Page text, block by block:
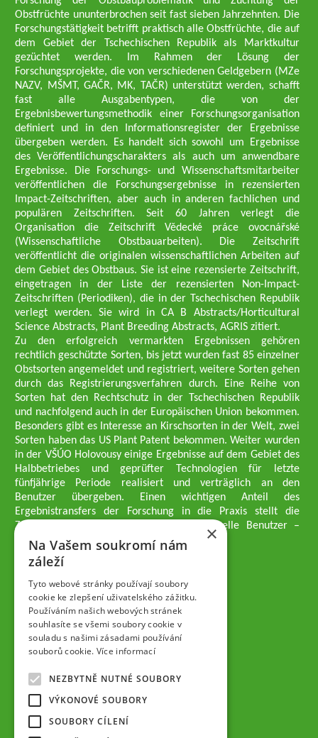
Obstfrüchte ununterbrochen seit fast sieben Jahrzehnten. Die
Forschungstätigkeit betrifft praktisch alle Obstfrüchte, die auf
dem Gebiet der Tschechischen Republik als Marktkultur
gezüchtet werden. Im Rahmen der Lösung der
Forschungsprojekte, die von verschiedenen Geldgebern (MZe
NAZV, MŠMT, GAČR, MK, TAČR) unterstützt werden, schafft
fast alle Ausgabentypen, die von der
Ergebnisbewertungsmethodik einer Forschungsorganisation
definiert und in den Informationsregister der Ergebnisse
übergeben werden. Es handelt sich sowohl um Ergebnisse
des Veröffentlichungscharakters als auch um anwendbare
Ergebnisse. Die Forschungs- und Wissenschaftsmitarbeiter
veröffentlichen die Forschungsergebnisse in rezensierten
Impact-Zeitschriften, aber auch in anderen fachlichen und
populären Zeitschriften. Seit 60 Jahren verlegt die
Organisation die Zeitschrift Vědecké práce ovocnářské
(Wissenschaftliche Obstbauarbeiten). Die Zeitschrift
veröffentlicht die originalen wissenschaftlichen Arbeiten auf
dem Gebiet des Obstbaus. Sie ist eine rezensierte Zeitschrift,
eingetragen in der Liste der rezensierten Non-Impact-
Zeitschriften (Periodiken), die in der Tschechischen Republik
verlegt werden. Sie wird in CA B Abstracts/Horticultural
Science Abstracts, Plant Breeding Abstracts, AGRIS zitiert.
Zu den erfolgreich vermarkten Ergebnissen gehören
rechtlich geschützte Sorten, bis jetzt wurden fast 85 einzelner
Obstsorten angemeldet und registriert, weitere Sorten gehen
durch das Registrierungsverfahren durch. Eine Reihe von
Sorten hat den Rechtschutz in der Tschechischen Republik
und nachfolgend auch in der Europäischen Union bekommen.
Besonders gibt es Interesse an Kirschsorten in der Welt, zwei
Sorten haben das US Plant Patent bekommen. Weiter wurden
in der VŠÚO Holovousy einige Ergebnisse auf dem Gebiet des
Halbbetriebes und geprüfter Technologien für letzte
fünfjährige Periode realisiert und verträglich an den
Benutzer übergeben. Einen wichtigen Anteil des
Ergebnistransfers der Forschung in die Praxis stellt die
Züchtungsmethodik dar, die an professionelle Benutzer –
professionelle Obstzüchter übergeben wird.
Geschäftsführer der Gesellschaft
Dipl.-Ing. Tomáš Zmeškal
Dipl.-Ing. Jaroslav Vácha
Gesellschafter
Dipl.-Ing. Jan Blažek, CS c.
Dipl.-Ing. Josef Kosina, CS c.
Dipl.-Ing. Václav Ludvík
Jaroslav Muška
Dipl.-Ing. Radoslav Potůček
SEMPRA PRAHA a.s. (AG)
×
Na Vašem soukromí nám
záleží
Tyto webové stránky používají soubory
cookie ke zlepšení uživatelského zážitku.
Používáním našich webových stránek
souhlasíte se všemi soubory cookie v
souladu s našimi zásadami používání
souborů cookie. Více informací
NEZBYTNĚ NUTNÉ SOUBORY
VÝKONOVÉ SOUBORY
SOUBORY CÍLENÍ